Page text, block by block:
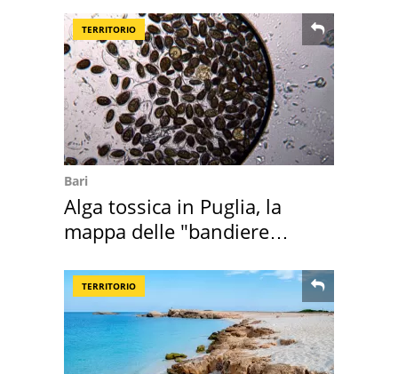
TERRITORIO
Bari
Alga tossica in Puglia, la
mappa delle "bandiere
TERRITORIO